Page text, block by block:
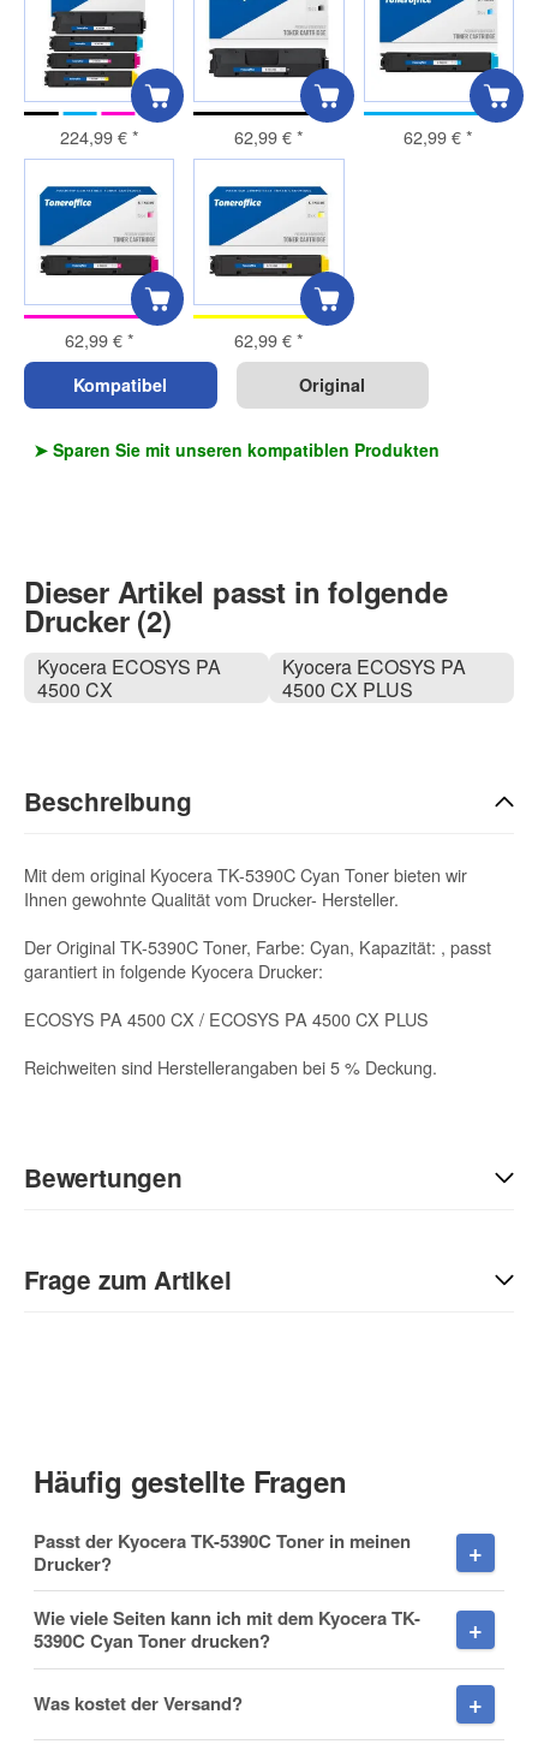
224,99 €* 62,99 €* 62,99 €*
62,99 €* 62,99 €*
Kompatibel Original
➤ Sparen Sie mit unseren kompatiblen Produkten
Dieser Artikel passt in folgende
Drucker (2)
Kyocera ECOSYS PA
4500 CX
Kyocera ECOSYS PA
4500 CX PLUS
Beschreibung
Mit dem original Kyocera TK-5390C Cyan Toner bieten wir
Ihnen gewohnte Qualität vom Drucker- Hersteller.
Der Original TK-5390C Toner, Farbe: Cyan, Kapazität: , passt
garantiert in folgende Kyocera Drucker:
ECOSYS PA 4500 CX / ECOSYS PA 4500 CX PLUS
Reichweiten sind Herstellerangaben bei 5 % Deckung.
Bewertungen
Sie Anderen bei der Kaufentscheidung:
Frage zum Artikel
Nachname
Häufig gestellte Fragen
Passt der Kyocera TK-5390C Toner in meinen
Drucker?
Wie viele Seiten kann ich mit dem Kyocera TK-
5390C Cyan Toner drucken?
Was kostet der Versand?